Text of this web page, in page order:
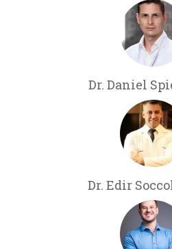
Dr. Daniel
Dr. Edir